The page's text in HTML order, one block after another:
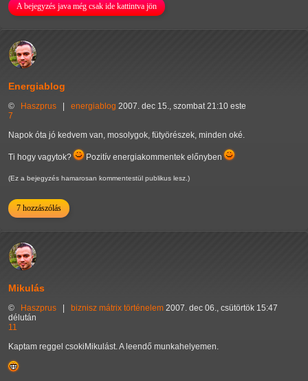
A bejegyzés java még csak ide kattintva jön
Energiablog
© Haszprus energiablog 2007. dec 15., szombat 21:10 este
7
Napok óta jó kedvem van, mosolygok, fütyörészek, minden oké.
Ti hogy vagytok? Pozitív energiakommentek előnyben
(Ez a bejegyzés hamarosan kommentestül publikus lesz.)
7 hozzászólás
Mikulás
© Haszprus biznisz mátrix történelem 2007. dec 06., csütörtök 15:47
délután
11
Kaptam reggel csokiMikulást. A leendő munkahelyemen.